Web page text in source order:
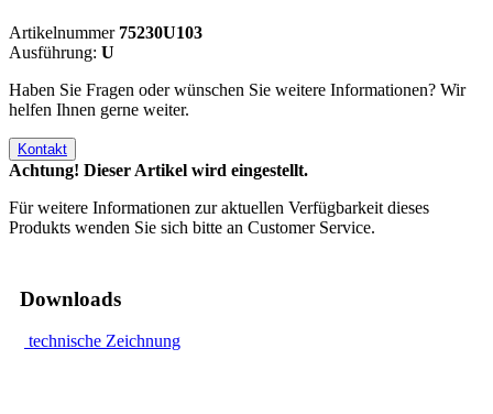
Artikelnummer 75230U103
Ausführung: U
Haben Sie Fragen oder wünschen Sie weitere Informationen? Wir
helfen Ihnen gerne weiter.
Kontakt
Achtung! Dieser Artikel wird eingestellt.
Für weitere Informationen zur aktuellen Verfügbarkeit dieses
Produkts wenden Sie sich bitte an Customer Service.
Downloads
technische Zeichnung